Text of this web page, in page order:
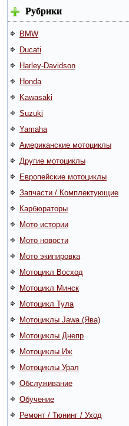
Рубрики
BMW
Ducati
Harley-Davidson
Honda
Kawasaki
Suzuki
Yamaha
Американские мотоциклы
Другие мотоциклы
Европейские мотоциклы
Запчасти / Комплектующие
Карбюраторы
Мото истории
Мото новости
Мото экипировка
Мотоцикл Восход
Мотоцикл Минск
Мотоцикл Тула
Мотоциклы Jawa (Ява)
Мотоциклы Днепр
Мотоциклы Иж
Мотоциклы Урал
Обслуживание
Обучение
Ремонт / Тюнинг / Уход